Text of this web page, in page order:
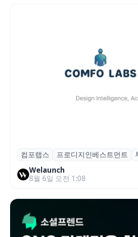
컴포랩스, 프로디지인
드 투자 유치
컴포랩스 프로디지인베스트먼트
Welaunch
8월 6일 오전 1:08